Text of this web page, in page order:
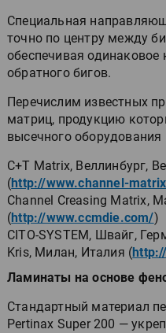
Специальная
точно по центру между
обеспечивая одинаковое
обратного бигов.
Перечислим известных
матриц, продукцию
высечного оборудования
C+T Matrix, Веллинбург,
(http://www.channel-
Channel Creasing Matrix,
(http://www.ccmdie.com/)
CITO-SYSTEM, Швайг,
Kris, Милан, Италия (
Ламинаты на основе
Стандартный материал
Pertinax Super 200 —